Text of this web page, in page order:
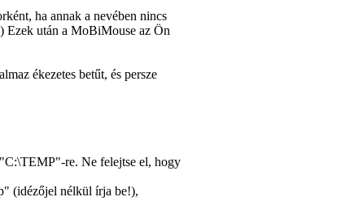
ha annak a nevében nincs
Ezek után a MoBiMouse az Ön
ékezetes betűt, és persze
re. Ne felejtse el, hogy
(idézőjel nélkül írja be!),